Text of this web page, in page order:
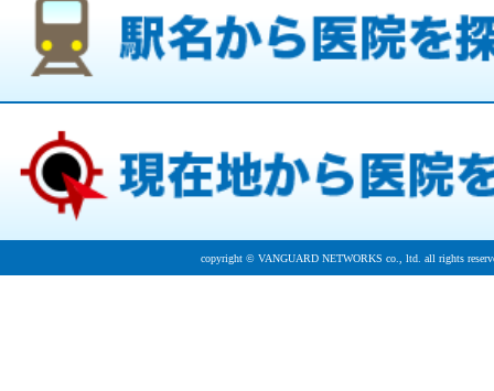
copyright © VANGUARD NETWORKS co., ltd. all rights